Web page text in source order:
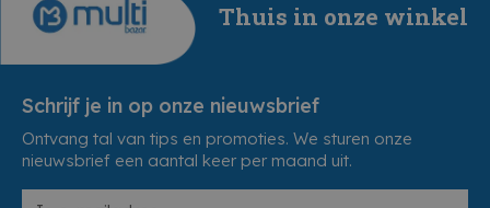
Thuis in onze winkel
Schrijf je in op onze nieuwsbrief
Ontvang tal van tips en promoties. We sturen onze
nieuwsbrief een aantal keer per maand uit.